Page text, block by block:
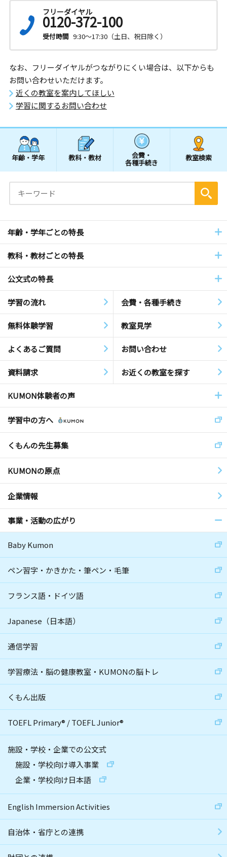
フリーダイヤル
0120-372-100
受付時間 9:30～17:30（土日、祝日除く）
なお、フリーダイヤルがつながりにくい場合は、以下からも
お問い合わせいただけます。
近くの教室を案内してほしい
学習に関するお問い合わせ
年齢・学年 教科・教材 会費・
各種手続き
教室検索
年齢・学年ごとの特長
教科・教材ごとの特長
公文式の特長
学習の流れ 会費・各種手続き
無料体験学習 教室見学
よくあるご質問 お問い合わせ
資料請求 お近くの教室を探す
KUMON体験者の声
学習中の方へ
くもんの先生募集
KUMONの原点
企業情報
事業・活動の広がり
Baby Kumon
ペン習字・かきかた・筆ペン・毛筆
フランス語・ドイツ語
Japanese（日本語）
通信学習
学習療法・脳の健康教室・KUMONの脳トレ
くもん出版
TOEFL Primary® /TOEFL Junior®
施設・学校・企業での公文式
施設・学校向け導入事業
企業・学校向け日本語
English Immersion Activities
自治体・省庁との連携